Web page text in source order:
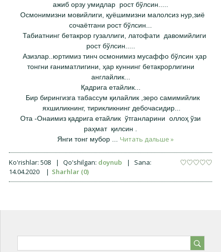
ажиб орзу умидлар рост бўлсин.....
Осмонимизни мовийлиги, қуёшимизни малолсиз нур,зиё
сочаётгани рост бўлсин...
Табиатнинг бетакрор гузаллиги, латофати давомийлиги
рост бўлсин.....
Азизлар..юртимиз тинч осмонимиз мусаффо бўлсин ҳар
тонгни ғаниматлигини, ҳар куннинг бетакрорлигини
англайлик...
Қадрига етайлик...
Бир бирингизга табассум қилайлик ,зеро самимийлик
яхшиликнинг, тирикликнинг дебочасидир...
Ота -Онаимиз қадрига етайлик ўтганларини оллоҳ ўзи
раҳмат қилсин .
Янги тонг мубор
Читать дальше »
Ko'rishlar: 508 | Qo'shilgan: doynub |
Sana:
14.04.2020
| Sharhlar (0)